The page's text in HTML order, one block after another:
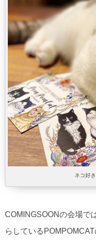
ネコ好
COMINGSOONの会場で
らしている